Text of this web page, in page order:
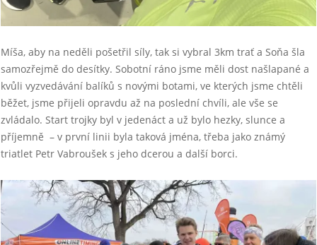
Míša, aby na neděli pošetřil síly, tak si vybral 3km trať a Soňa šla
samozřejmě do desítky. Sobotní ráno jsme měli dost našlapané a
kvůli vyzvedávání balíků s novými botami, ve kterých jsme chtěli
běžet, jsme přijeli opravdu až na poslední chvíli, ale vše se
zvládalo. Start trojky byl v jedenáct a už bylo hezky, slunce a
příjemně – v první linii byla taková jména, třeba jako známý
triatlet Petr Vabroušek s jeho dcerou a další borci.